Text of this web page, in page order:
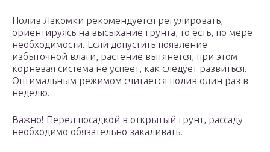
Полив Лакомки рекомендуется регулировать,
ориентируясь на высыхание грунта, то есть, по мере
необходимости. Если допустить появление
избыточной влаги, растение вытянется, при этом
корневая система не успеет, как следует развиться.
Оптимальным режимом считается полив один раз в
неделю.
Важно! Перед посадкой в открытый грунт, рассаду
необходимо обязательно закаливать.